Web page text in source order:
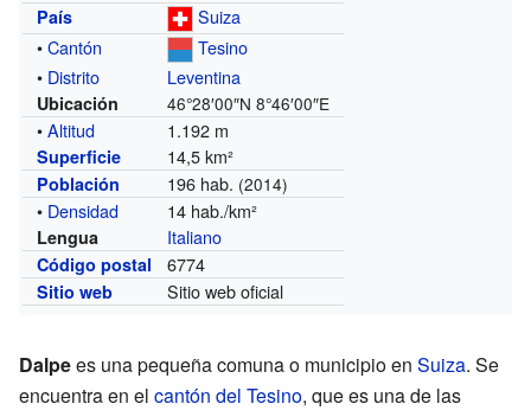
País
Suiza
•Cantón
Tesino
• Distrito Leventina
Ubicación 46°28′00″N 8°46′00″E
•Altitud 1.192 m
Superficie 14,5 km²
Población 196 hab. (2014)
• Densidad 14 hab./km²
Lengua Italiano
Código postal 6774
Sitio web Sitio web oficial
Dalpees una pequeña comuna o municipio en Suiza. Se
encuentra en el cantón del Tesino, que es una de las